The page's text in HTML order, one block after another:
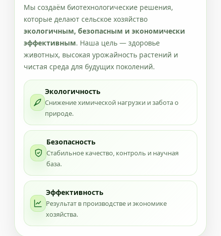
Мы создаём биотехнологические решения,
которые делают сельское хозяйство
экологичным, безопасным и экономически
эффективным. Наша цель — здоровье
животных, высокая урожайность растений и
чистая среда для будущих поколений.
Экологичность
Снижение химической нагрузки и забота о
природе.
Безопасность
Стабильное качество, контроль и научная
база.
Эффективность
Результат в производстве и экономике
хозяйства.